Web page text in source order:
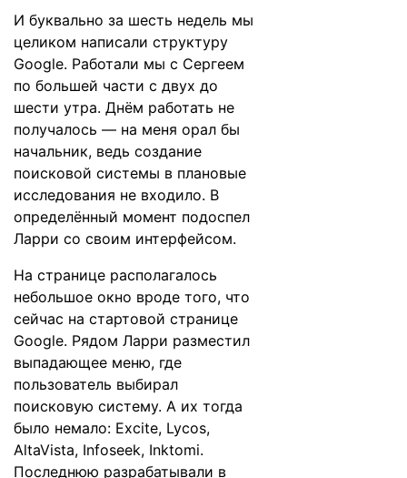
И буквально за шесть недель мы
целиком написали структуру
Google. Работали мы с Сергеем
по большей части с двух до
шести утра. Днём работать не
получалось — на меня орал бы
начальник, ведь создание
поисковой системы в плановые
исследования не входило. В
определённый момент подоспел
Ларри со своим интерфейсом.
На странице располагалось
небольшое окно вроде того, что
сейчас на стартовой странице
Google. Рядом Ларри разместил
выпадающее меню, где
пользователь выбирал
поисковую систему. А их тогда
было немало: Excite, Lycos,
AltaVista, Infoseek, Inktomi.
Последнюю разрабатывали в